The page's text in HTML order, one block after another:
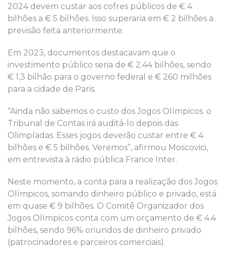
2024 devem custar aos cofres públicos de € 4
bilhões a € 5 bilhões. Isso superaria em € 2 bilhões a
previsão feita anteriormente.
Em 2023, documentos destacavam que o
investimento público seria de € 2.44 bilhões, sendo
€ 1,3 bilhão para o governo federal e € 260 milhões
para a cidade de Paris.
“Ainda não sabemos o custo dos Jogos Olímpicos. o
Tribunal de Contas irá auditá-lo depois das
Olimpíadas. Esses jogos deverão custar entre € 4
bilhões e € 5 bilhões. Veremos”, afirmou Moscovici,
em entrevista à rádio pública France Inter.
Neste momento, a conta para a realização dos Jogos
Olímpicos, somando dinheiro público e privado, está
em quase € 9 bilhões. O Comitê Organizador dos
Jogos Olímpicos conta com um orçamento de € 4.4
bilhões, sendo 96% oriundos de dinheiro privado
(patrocinadores e parceiros comerciais).